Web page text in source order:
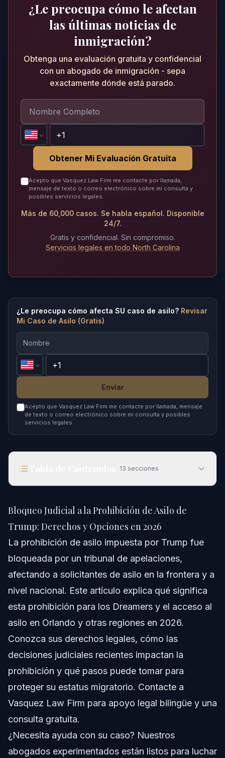
¿Le preocupa cómo le afectan
las últimas noticias de
inmigración?
Obtenga una evaluación gratuita y confidencial
con un abogado de inmigración - sepa
exactamente dónde está parado.
Obtener Mi Evaluación Gratuita
Acepto que Vasquez Law Firm me contacte por llamada,
mensaje de texto o correo electrónico sobre mi consulta y
posibles servicios legales.
Más de 60,000 casos. Se habla español. Disponible
24/7.
Gratis y confidencial. Sin compromiso.
Servicios legales en todo North Carolina
¿Le preocupa cómo afecta SU caso de asilo? Revisar
Mi Caso de Asilo (Gratis)
Enviar
Acepto que Vasquez Law Firm me contacte por llamada, mensaje
de texto o correo electrónico sobre mi consulta y posibles
servicios legales.
13 secciones
Trump: Derechos y Opciones en 2026
Respuesta Rápida
Entendiendo la Prohibición de Asilo de Trump
Decisión del Tribunal de Apelaciones
Paso a Paso: Qué Hacer si Está Afectado
Lista de Documentos y Evidencias
Cronología: Qué Esperar en Su Caso
Costos y Honorarios que Afectan su Solicitud
Errores Comunes y Cómo Evitarlos
Bloqueo Judicial a la Prohibición de Asilo de
Trump: Derechos y Opciones en 2026
La prohibición de asilo impuesta por Trump fue
bloqueada por un tribunal de apelaciones,
afectando a solicitantes de asilo en la frontera y a
nivel nacional. Este artículo explica qué significa
esta prohibición para los Dreamers y el acceso al
asilo en Orlando y otras regiones en 2026.
Conozca sus derechos legales, cómo las
decisiones judiciales recientes impactan la
prohibición y qué pasos puede tomar para
proteger su estatus migratorio. Contacte a
Vasquez Law Firm para apoyo legal bilingüe y una
consulta gratuita.
¿Necesita ayuda con su caso? Nuestros
abogados experimentados están listos para luchar